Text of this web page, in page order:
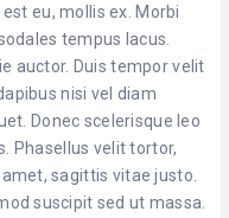
eu, mollis ex. Morbi
tempus lacus.
auctor. Duis tempor velit
nisi vel diam
Donec scelerisque leo
Phasellus velit tortor,
sagittis vitae justo.
suscipit sed ut massa.